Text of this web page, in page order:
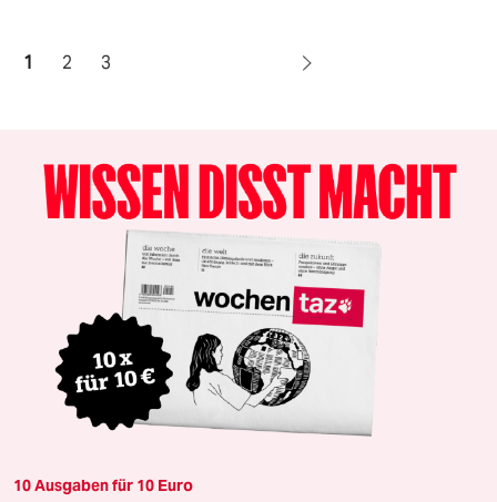
1 2 3
10 Ausgaben für 10 Euro